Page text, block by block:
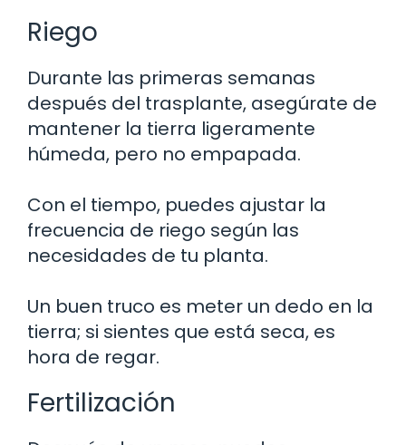
Riego
Durante las primeras semanas
después del trasplante, asegúrate de
mantener la tierra ligeramente
húmeda, pero no empapada.
Con el tiempo, puedes ajustar la
frecuencia de riego según las
necesidades de tu planta.
Un buen truco es meter un dedo en la
tierra; si sientes que está seca, es
hora de regar.
Fertilización